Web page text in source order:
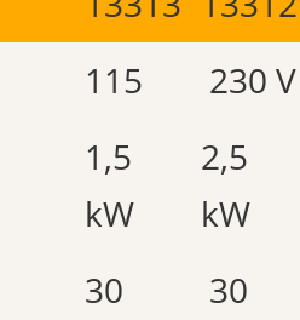
115
230 V
1,5
kW
2,5
kW
30
30